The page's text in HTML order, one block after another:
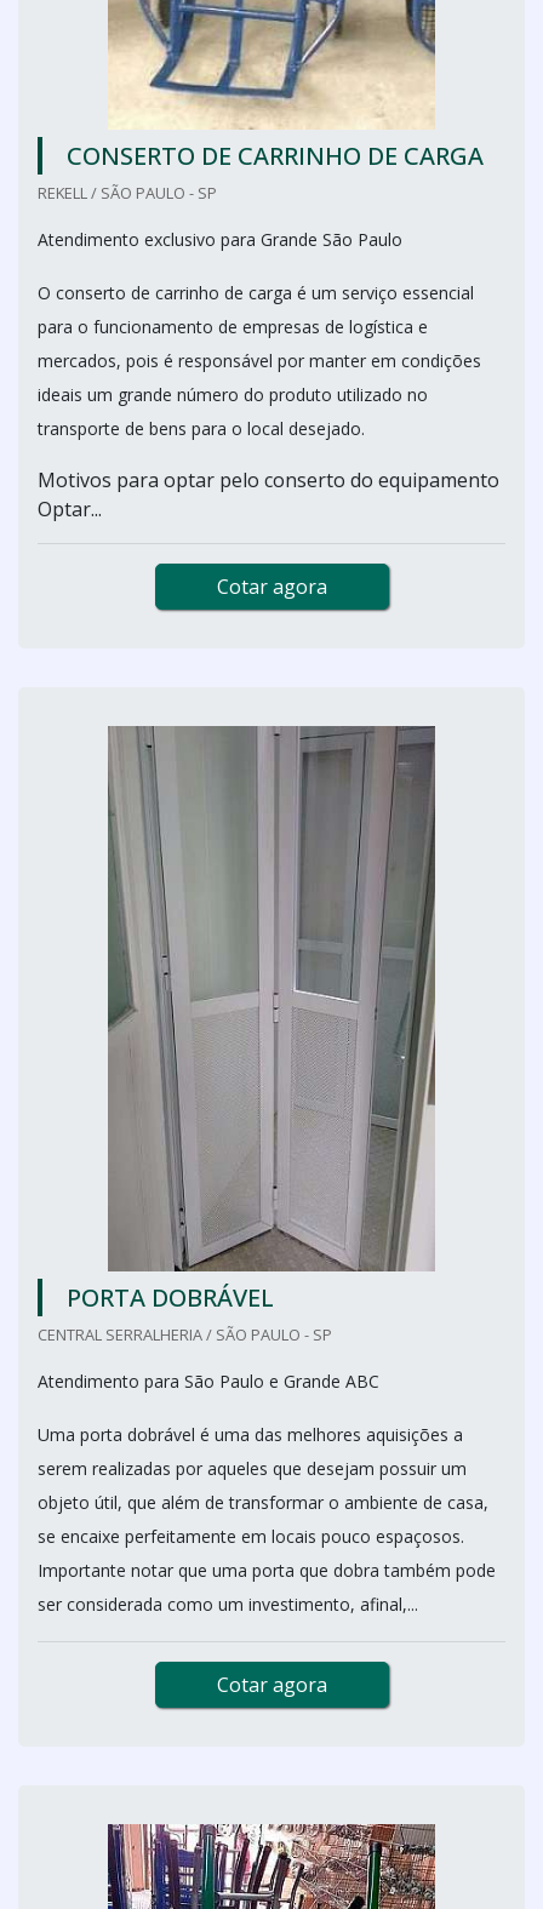
CONSERTO DE CARRINHO DE CARGA
REKELL / SÃO PAULO - SP
Atendimento exclusivo para Grande São Paulo
O conserto de carrinho de carga é um serviço essencial
para o funcionamento de empresas de logística e
mercados, pois é responsável por manter em condições
ideais um grande número do produto utilizado no
transporte de bens para o local desejado.
Motivos para optar pelo conserto do equipamento
Optar...
Cotar agora
PORTA DOBRÁVEL
CENTRAL SERRALHERIA / SÃO PAULO - SP
Atendimento para São Paulo e Grande ABC
Uma porta dobrável é uma das melhores aquisições a
serem realizadas por aqueles que desejam possuir um
objeto útil, que além de transformar o ambiente de casa,
se encaixe perfeitamente em locais pouco espaçosos.
Importante notar que uma porta que dobra também pode
ser considerada como um investimento, afinal,...
Cotar agora